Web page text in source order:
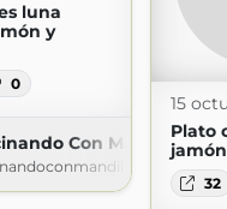
luna
y
0
Con Mandil
15
Plato
32